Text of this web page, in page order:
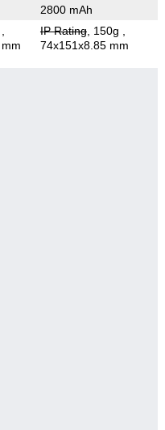
2800 mAh
IP Rating, 150g
74x151x8.85 mm